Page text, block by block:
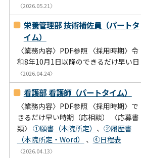
〈2026.05.21〉
栄養管理部 技術補佐員（パートタ
イム）
〈業務内容〉PDF参照 〈採用時期〉令
和8年10月1日以降のできるだけ早い日
〈2026.04.24〉
看護部 看護師（パートタイム）
〈業務内容〉PDF参照 〈採用時期〉で
きるだけ早い時期（応相談） 〈応募書
類〉 ①願書（本院所定） 、 ②履歴書
（本院所定・Word）
、 ④日程表
〈2026.04.13〉